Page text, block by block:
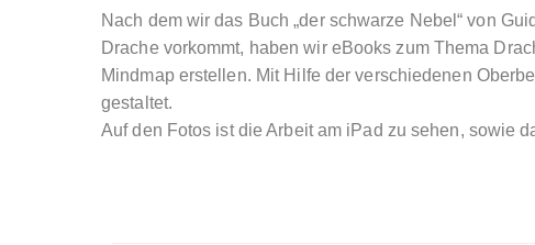
Nach dem wir das Buch „der schwarze Nebel“ von
Drache vorkommt, haben wir eBooks zum Thema
Mindmap erstellen. Mit Hilfe der verschiedenen
gestaltet.
Auf den Fotos ist die Arbeit am iPad zu sehen, sowie